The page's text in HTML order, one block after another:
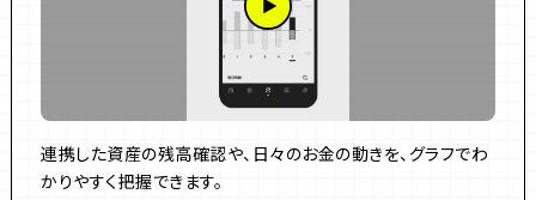
連携した資産の残高確認や、日々のお金の動きを、グラフでわ
かりやすく把握できます。